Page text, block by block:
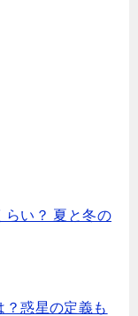
らい？ 夏と冬の
惑星の定義も